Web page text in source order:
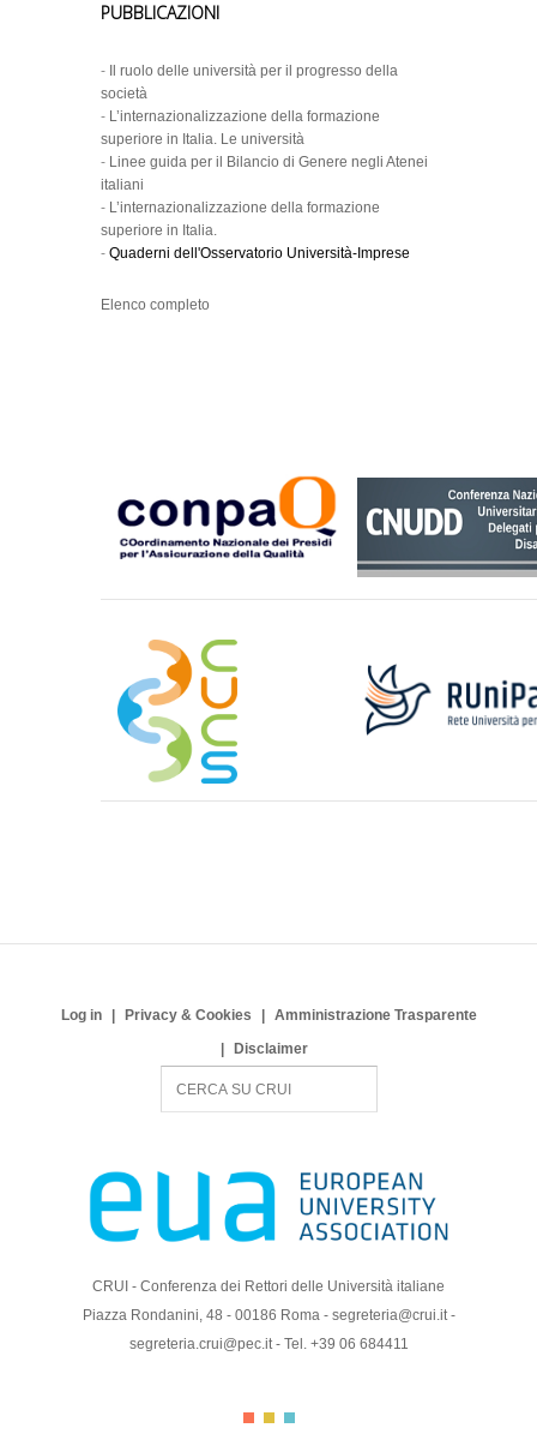
PUBBLICAZIONI
-
Il ruolo delle università per il progresso della
società
- L’internazionalizzazione della formazione
superiore in Italia. Le università
- Linee guida per il Bilancio di Genere negli Atenei
italiani
- L’internazionalizzazione della formazione
superiore in Italia.
- Quaderni dell'Osservatorio Università-Imprese
Elenco completo
Log in Privacy & Cookies
Amministrazione Trasparente
Disclaimer
c
CRUI - Conferenza dei Rettori delle Università italiane
Piazza Rondanini, 48 - 00186 Roma - segreteria@crui.it -
segreteria.crui@pec.it - Tel. +39 06 684411